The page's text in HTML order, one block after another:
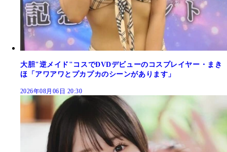
大胆"逆メイド"コスでDVDデビューのコスプレイヤー・まき
ほ「アワアワとプカプカのシーンがあります」
2026年08月06日 20:30